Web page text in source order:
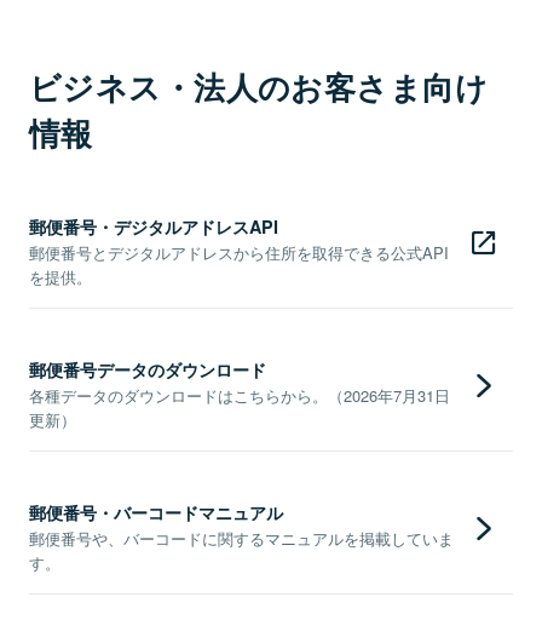
ビジネス・法人のお客さま向け
情報
郵便番号・デジタルアドレスAPI
郵便番号とデジタルアドレスから住所を取得できる公式API
を提供。
郵便番号データのダウンロード
各種データのダウンロードはこちらから。（2026年7月31日
更新）
郵便番号・バーコードマニュアル
郵便番号や、バーコードに関するマニュアルを掲載していま
す。